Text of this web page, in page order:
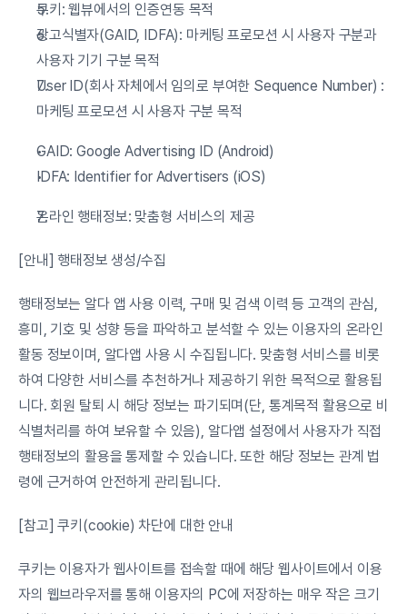
쿠키: 웹뷰에서의 인증연동 목적
광고식별자(GAID, IDFA): 마케팅 프로모션 시 사용자 구분과
사용자 기기 구분 목적
User ID(회사 자체에서 임의로 부여한 Sequence Number) :
마케팅 프로모션 시 사용자 구분 목적
GAID: Google Advertising ID (Android)
IDFA: Identifier for Advertisers (iOS)
온라인 행태정보: 맞춤형 서비스의 제공
[안내] 행태정보 생성/수집
행태정보는 알다 앱 사용 이력, 구매 및 검색 이력 등 고객의 관심,
흥미, 기호 및 성향 등을 파악하고 분석할 수 있는 이용자의 온라인
활동 정보이며, 알다앱 사용 시 수집됩니다. 맞춤형 서비스를 비롯
하여 다양한 서비스를 추천하거나 제공하기 위한 목적으로 활용됩
니다. 회원 탈퇴 시 해당 정보는 파기되며(단, 통계목적 활용으로 비
식별처리를 하여 보유할 수 있음), 알다앱 설정에서 사용자가 직접
행태정보의 활용을 통제할 수 있습니다. 또한 해당 정보는 관계 법
령에 근거하여 안전하게 관리됩니다.
[참고] 쿠키(cookie) 차단에 대한 안내
쿠키는 이용자가 웹사이트를 접속할 때에 해당 웹사이트에서 이용
자의 웹브라우저를 통해 이용자의 PC에 저장하는 매우 작은 크기